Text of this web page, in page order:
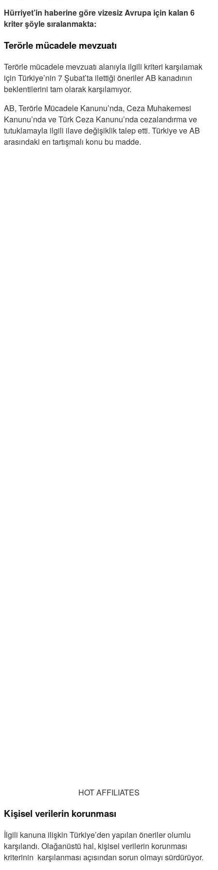
Hürriyet’in haberine göre vizesiz Avrupa için kalan 6
kriter şöyle sıralanmakta:
Terörle mücadele mevzuatı
Terörle mücadele mevzuatı alanıyla ilgili kriteri karşılamak
için Türkiye’nin 7 Şubat’ta ilettiği öneriler AB kanadının
beklentilerini tam olarak karşılamıyor.
AB, Terörle Mücadele Kanunu’nda, Ceza Muhakemesi
Kanunu’nda ve Türk Ceza Kanunu’nda cezalandırma ve
tutuklamayla ilgili ilave değişiklik talep etti. Türkiye ve AB
arasındaki en tartışmalı konu bu madde.
HOT AFFILIATES
Kişisel verilerin korunması
İlgili kanuna ilişkin Türkiye’den yapılan öneriler olumlu
karşılandı. Olağanüstü hal, kişisel verilerin korunması
kriterinin karşılanması açısından sorun olmayı sürdürüyor.